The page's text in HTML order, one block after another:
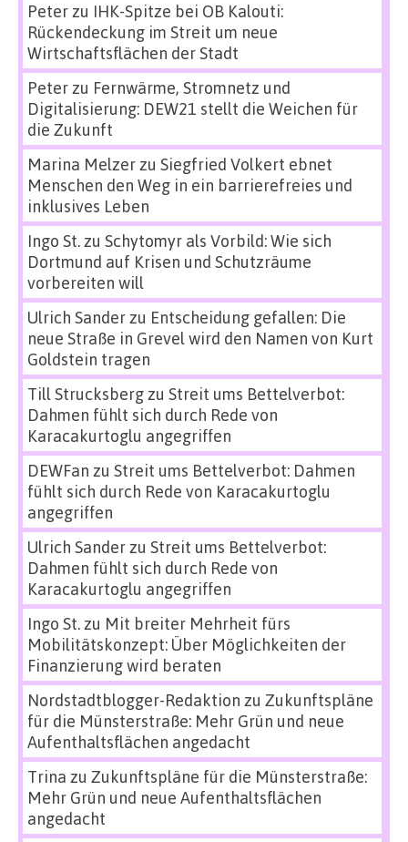
Peterzu IHK-Spitze bei OB Kalouti:
Rückendeckung im Streit um neue
Wirtschaftsflächen der Stadt
Peterzu Fernwärme, Stromnetz und
Digitalisierung: DEW21 stellt die Weichen für
die Zukunft
Marina Melzerzu Siegfried Volkert ebnet
Menschen den Weg in ein barrierefreies und
inklusives Leben
Ingo St.zu Schytomyr als Vorbild: Wie sich
Dortmund auf Krisen und Schutzräume
vorbereiten will
Ulrich Sanderzu Entscheidung gefallen: Die
neue Straße in Grevel wird den Namen von Kurt
Goldstein tragen
Till Strucksbergzu Streit ums Bettelverbot:
Dahmen fühlt sich durch Rede von
Karacakurtoglu angegriffen
DEWFan zu Streit ums Bettelverbot: Dahmen
fühlt sich durch Rede von Karacakurtoglu
angegriffen
Ulrich Sanderzu Streit ums Bettelverbot:
Dahmen fühlt sich durch Rede von
Karacakurtoglu angegriffen
Ingo St.zu Mit breiter Mehrheit fürs
Mobilitätskonzept: Über Möglichkeiten der
Finanzierung wird beraten
Nordstadtblogger-Redaktion zu Zukunftspläne
für die Münsterstraße: Mehr Grün und neue
Aufenthaltsflächen angedacht
Trina zu Zukunftspläne für die Münsterstraße:
Mehr Grün und neue Aufenthaltsflächen
angedacht